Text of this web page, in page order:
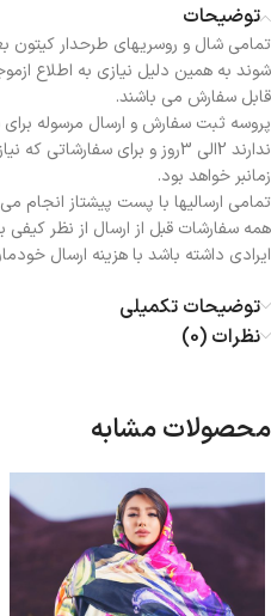
توضیحات
تمامی شال و روسریهای طرحدار کیتون
شوند به همین دلیل نیازی به اطلاع
قابل سفارش می باشند.
پروسه ثبت سفارش و ارسال مرسوله برای
ندارند 2الی 3روز و برای
زمانبر خواهد بود.
تمامی ارسالیها با پست پیشتاز انجام
همه سفارشات قبل از ارسال از نظر کیفی
ایرادی داشته باشد با هزینه ارسال
توضیحات تکمیلی
نظرات (0)
محصولات مشابه